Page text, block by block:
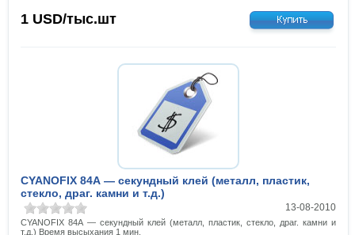
1 USD/тыс.шт
CYANOFIX 84А — секундный клей (металл, пластик,
стекло, драг. камни и т.д.)
13-08-2010
CYANOFIX 84А — секундный клей (металл, пластик, стекло, драг. камни и
т.д.) Время высыхания 1 мин.